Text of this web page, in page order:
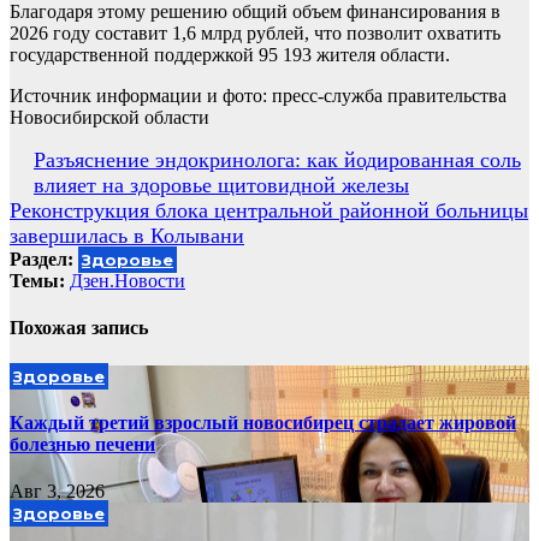
Благодаря этому решению общий объем финансирования в
2026 году составит 1,6 млрд рублей, что позволит охватить
государственной поддержкой 95 193 жителя области.
Источник информации и фото: пресс-служба правительства
Новосибирской области
Навигация
по
записям
Разъяснение эндокринолога: как йодированная соль
влияет на здоровье щитовидной железы
Реконструкция блока центральной районной больницы
завершилась в Колывани
Раздел: Здоровье
Темы: Дзен.Новости
Похожая запись
Здоровье
Каждый третий взрослый новосибирец страдает жировой
болезнью печени
Авг 3, 2026
Здоровье